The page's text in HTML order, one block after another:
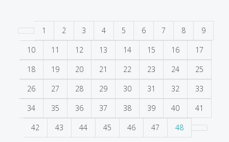
1 2 3 4 5 6 7 8
9
10
11 12 13 14 15 16
17
18
19 20 21 22 23 24
25
26
27 28 29 30 31 32
33
34
35 36 37 38 39 40
41
42
43 44 45 46 47 48